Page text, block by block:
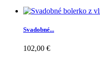
Svadobné...
102,00 €